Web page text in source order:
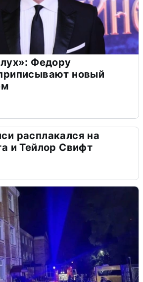
Федору
новый
расплакался на
и Тейлор Свифт